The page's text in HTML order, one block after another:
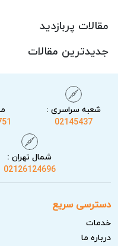
مقالات پربازدید
جدیدترین مقالات
شعبه سراسری :
02145437
شمال تهران :
02126124696
دسترسی سریع
خدمات
درباره ما